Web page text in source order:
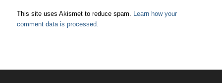
This site uses Akismet to reduce spam.
Learn how your
comment data is processed.